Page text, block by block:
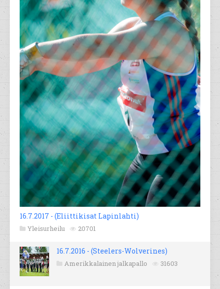
16.7.2017 - (Eliittikisat Lapinlahti)
Yleisurheilu 20701
16.7.2016 - (Steelers-Wolverines)
Amerikkalainen jalkapallo 31603